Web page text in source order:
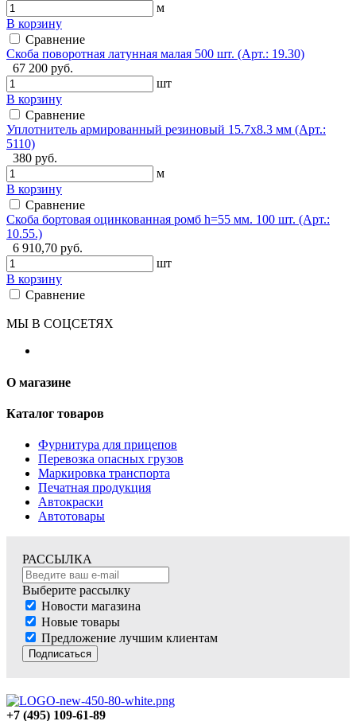
м
В корзину
Сравнение
Скоба поворотная латунная малая 500 шт. (Арт.: 19.30)
67 200 руб.
шт
В корзину
Сравнение
Уплотнитель армированный резиновый 15.7х8.3 мм (Арт.:
5110)
380 руб.
м
В корзину
Сравнение
Скоба бортовая оцинкованная ромб h=55 мм. 100 шт. (Арт.:
10.55.)
6 910,70 руб.
шт
В корзину
Сравнение
МЫ В СОЦСЕТЯХ
О магазине
Каталог товаров
Фурнитура для прицепов
Перевозка опасных грузов
Маркировка транспорта
Печатная продукция
Автокраски
Автотовары
РАССЫЛКА
Выберите рассылку
Новости магазина
Новые товары
Предложение лучшим клиентам
Подписаться
+7 (495) 109-61-89